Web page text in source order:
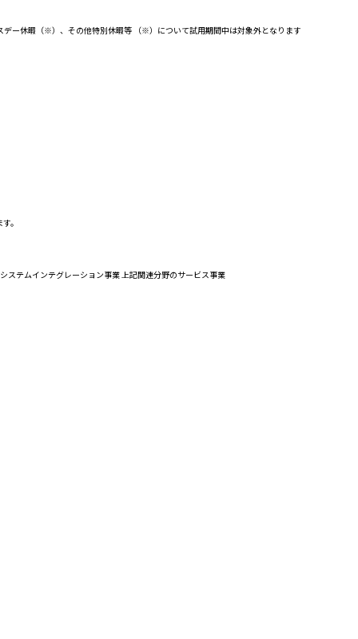
ー休暇（※）、その他特別休暇等 （※）について試用期間中は対象外となります
。
ステムインテグレーション事業 上記関連分野のサービス事業